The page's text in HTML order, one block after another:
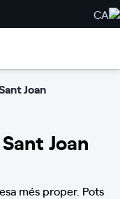
CA
Joan
Joan
més proper. Pots